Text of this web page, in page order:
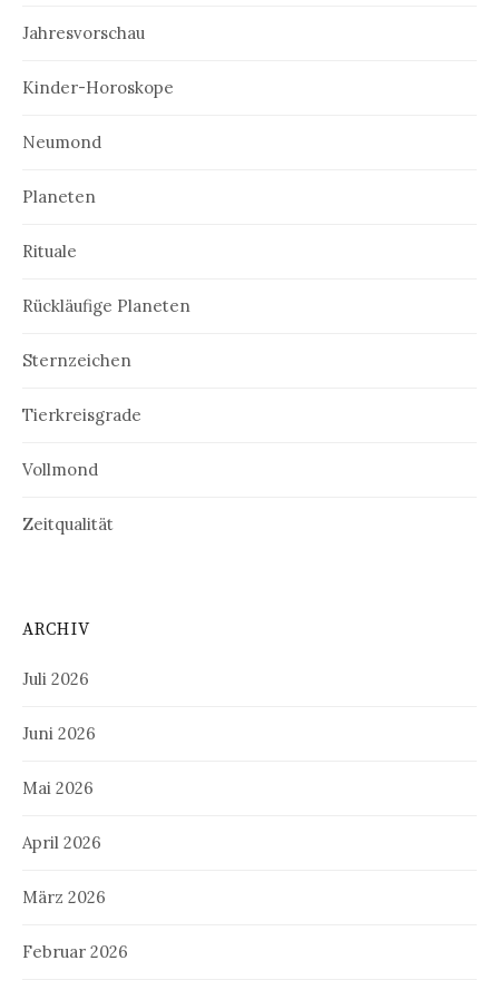
Jahresvorschau
Kinder-Horoskope
Neumond
Planeten
Rituale
Rückläufige Planeten
Sternzeichen
Tierkreisgrade
Vollmond
Zeitqualität
ARCHIV
Juli 2026
Juni 2026
Mai 2026
April 2026
März 2026
Februar 2026